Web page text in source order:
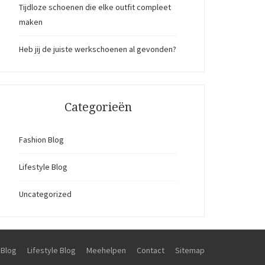
Tijdloze schoenen die elke outfit compleet
maken
Heb jij de juiste werkschoenen al gevonden?
Categorieën
Fashion Blog
Lifestyle Blog
Uncategorized
Lifestyle Blog Meehelpen Contact Sitemap